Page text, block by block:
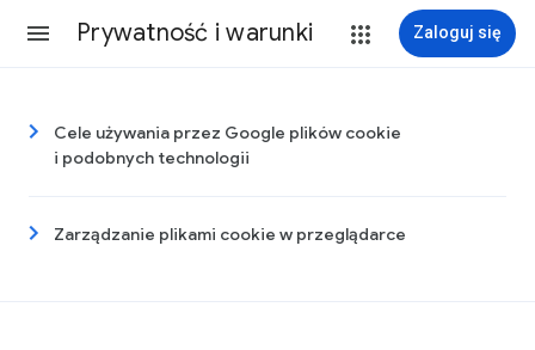
Prywatność i warunki Zaloguj się
Cele używania przez Google plików cookie
i podobnych technologii
Zarządzanie plikami cookie w przeglądarce